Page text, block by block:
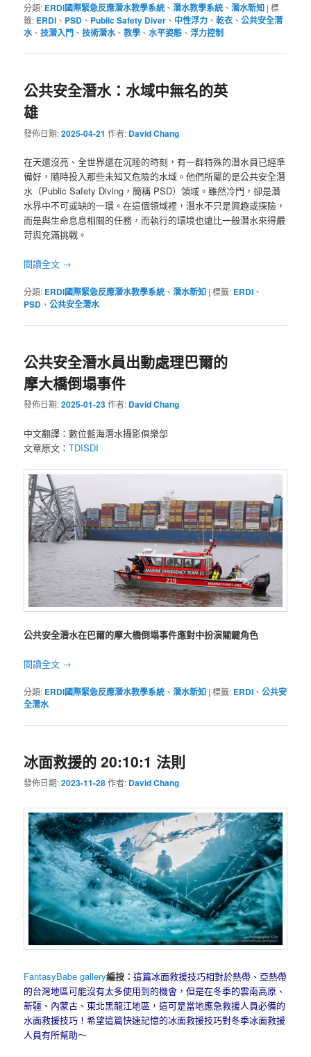
分類: ERDI國際緊急反應潛水教學系統 、潛水教學系統 、潛水新知 |標
籤: ERDI 、 PSD 、 Public Safety Diver 、 中性浮力 、乾衣 、公共安全潛
水、技潛入門 、技術潛水、教學 、水平姿態 、浮力控制
公共安全潛水：水域中無名的英
雄
發佈日期:2025-04-21 作者: David Chang
在天還沒亮、全世界還在沉睡的時刻，有一群特殊的潛水員已經準
備好，隨時投入那些未知又危險的水域。他們所屬的是公共安全潛
水（Public Safety Diving，簡稱 PSD）領域。雖然冷門，卻是潛
水界中不可或缺的一環。在這個領域裡，潛水不只是興趣或探險，
而是與生命息息相關的任務，而執行的環境也遠比一般潛水來得嚴
苛與充滿挑戰。
閱讀全文 →
分類: ERDI國際緊急反應潛水教學系統 、潛水新知 |標籤: ERDI 、
PSD 、公共安全潛水
公共安全潛水員出動處理巴爾的
摩大橋倒塌事件
發佈日期:2025-01-23作者: David Chang
中文翻譯：數位藍海潛水攝影俱樂部
文章原文：TDISDI
公共安全潛水在巴爾的摩大橋倒塌事件應對中扮演關鍵角色
閱讀全文 →
分類: ERDI國際緊急反應潛水教學系統 、潛水新知 |標籤: ERDI 、公共安
全潛水
冰面救援的 20:10:1 法則
發佈日期:2023-11-28作者: David Chang
FantasyBabe gallery編按：這篇冰面救援技巧相對於熱帶、亞熱帶
的台灣地區可能沒有太多使用到的機會，但是在冬季的雲南高原、
新疆、內蒙古、東北黑龍江地區，這可是當地應急救援人員必備的
水面救援技巧！希望這篇快速記憶的冰面救援技巧對冬季冰面救援
人員有所幫助～